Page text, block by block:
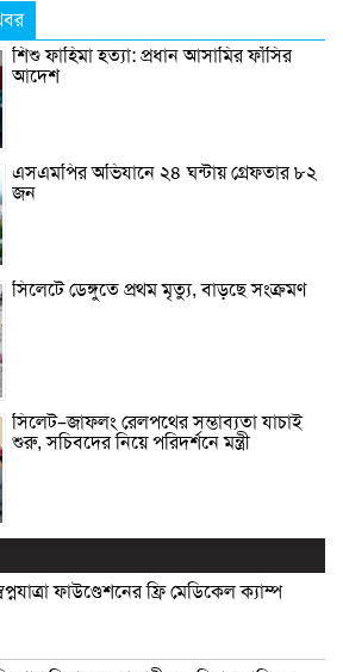
শিশু ফাহিমা হত্যা: প্রধান আসামির ফাঁসির
আদেশ
এসএমপির অভিযানে ২৪ ঘন্টায় গ্রেফতার ৮২
জন
সিলেটে ডেঙ্গুতে প্রথম মৃত্যু, বাড়ছে সংক্রমণ
সিলেট–জাফলং রেলপথের সম্ভাব্যতা যাচাই
শুরু, সচিবদের নিয়ে পরিদর্শনে মন্ত্রী
ফাউণ্ডেশনের ফ্রি মেডিকেল ক্যাম্প